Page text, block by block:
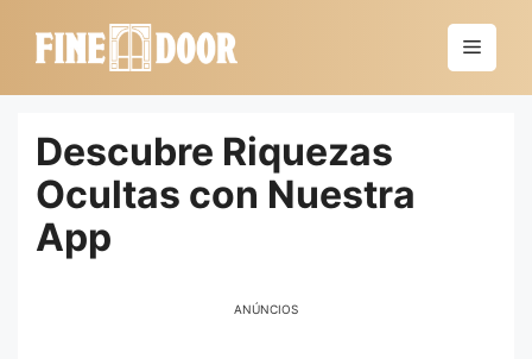
Menú
Descubre Riquezas
Ocultas con Nuestra
App
ANÚNCIOS